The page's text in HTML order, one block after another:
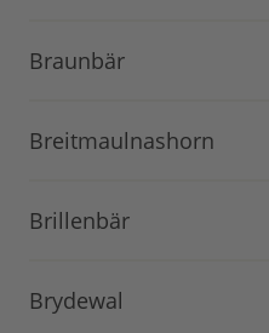
Braunbär
Breitmaulnashorn
Brillenbär
Brydewal